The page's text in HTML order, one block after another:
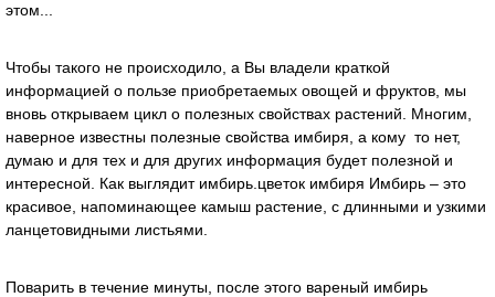
этом...
Чтобы такого не происходило, а Вы владели краткой
информацией о пользе приобретаемых овощей и фруктов, мы
вновь открываем цикл о полезных свойствах растений. Многим,
наверное известны полезные свойства имбиря, а кому то нет,
думаю и для тех и для других информация будет полезной и
интересной. Как выглядит имбирь.цветок имбиря Имбирь – это
красивое, напоминающее камыш растение, с длинными и узкими
ланцетовидными листьями.
Поварить в течение минуты, после этого вареный имбирь